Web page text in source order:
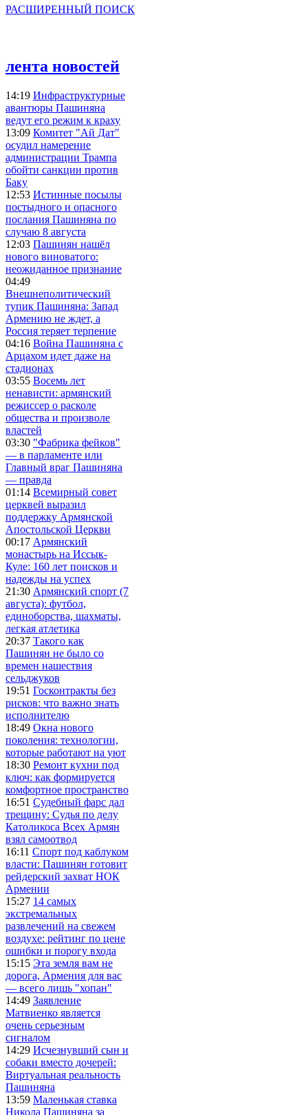
РАСШИРЕННЫЙ ПОИСК
лента новостей
14:19 Инфраструктурные
авантюры Пашиняна
ведут его режим к краху
13:09 Комитет "Ай Дат"
осудил намерение
администрации Трампа
обойти санкции против
Баку
12:53 Истинные посылы
постыдного и опасного
послания Пашиняна по
случаю 8 августа
12:03 Пашинян нашёл
нового виноватого:
неожиданное признание
04:49
Внешнеполитический
тупик Пашиняна: Запад
Армению не ждет, а
Россия теряет терпение
04:16 Война Пашиняна с
Арцахом идет даже на
стадионах
03:55 Восемь лет
ненависти: армянский
режиссер о расколе
общества и произволе
властей
03:30 "Фабрика фейков"
— в парламенте или
Главный враг Пашиняна
— правда
01:14 Всемирный совет
церквей выразил
поддержку Армянской
Апостольской Церкви
00:17 Армянский
монастырь на Иссык-
Куле: 160 лет поисков и
надежды на успех
21:30 Армянский спорт (7
августа): футбол,
единоборства, шахматы,
легкая атлетика
20:37 Такого как
Пашинян не было со
времен нашествия
сельджуков
19:51 Госконтракты без
рисков: что важно знать
исполнителю
18:49 Окна нового
поколения: технологии,
которые работают на уют
18:30 Ремонт кухни под
ключ: как формируется
комфортное пространство
16:51 Судебный фарс дал
трещину: Судья по делу
Католикоса Всех Армян
взял самоотвод
16:11 Спорт под каблуком
власти: Пашинян готовит
рейдерский захват НОК
Армении
15:27 14 самых
экстремальных
развлечений на свежем
воздухе: рейтинг по цене
ошибки и порогу входа
15:15 Эта земля вам не
дорога, Армения для вас
— всего лишь "хопан"
14:49 Заявление
Матвиенко является
очень серьезным
сигналом
14:29 Исчезнувший сын и
собаки вместо дочерей:
Виртуальная реальность
Пашиняна
13:59 Маленькая ставка
Никола Пашиняна за